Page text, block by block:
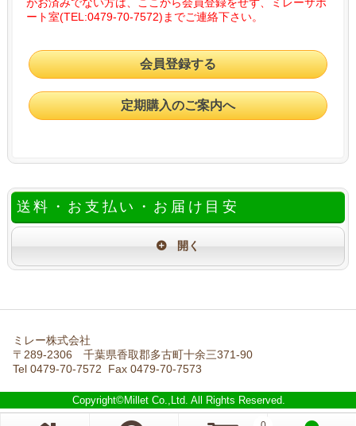
ート室(TEL:0479-70-7572)までご連絡下さい。
会員登録する
定期購入のご案内へ
送料・お支払い・お届け目安
ミレー株式会社
〒289-2306 千葉県香取郡多古町十余三371-90
Tel 0479-70-7572 Fax 0479-70-7573
Copyright©Millet Co.,Ltd. All Rights Reserved.